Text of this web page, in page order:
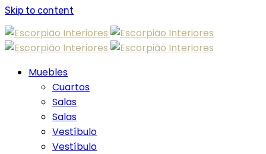
Skip to content
Muebles
Cuartos
Salas
Salas
Vestíbulo
Vestíbulo